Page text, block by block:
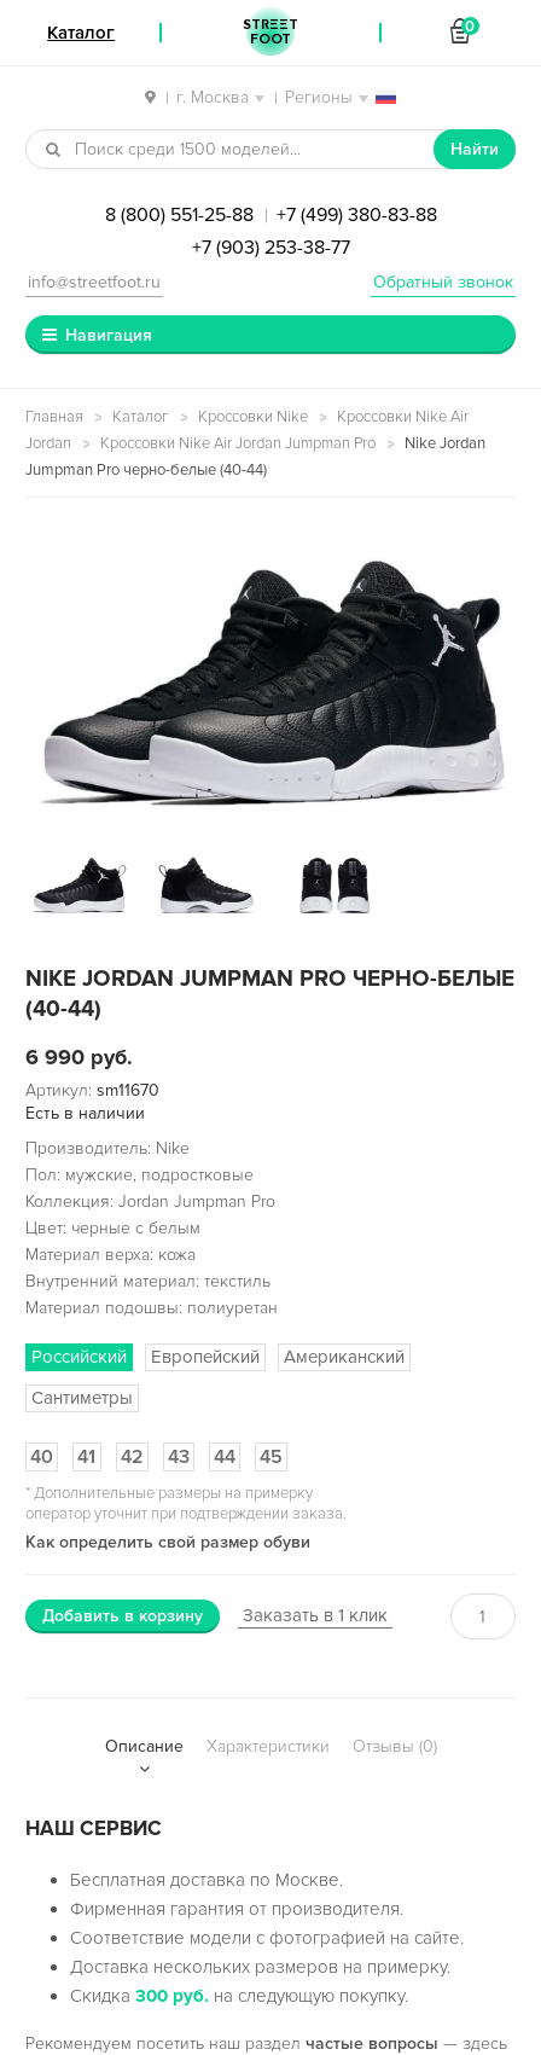
| г. Москва | Регионы
Перейти к навигации
Перейти к содержимому
Найти
8 (800) 551-25-88 | +7 (499) 380-83-88
+7 (903) 253-38-77
Обратный звонок
info@streetfoot.ru
Навигация
Главная Каталог Кроссовки Nike
Кроссовки Nike Air
Jordan
Кроссовки Nike Air Jordan Jumpman Pro
Nike Jordan
Jumpman Pro черно-белые (40-44)
NIKE JORDAN JUMPMAN PRO ЧЕРНО-БЕЛЫЕ
(40-44)
6 990 руб.
Артикул: sm11670
Есть в наличии
Производитель: Nike
Пол: мужские, подростковые
Коллекция: Jordan Jumpman Pro
Цвет: черные с белым
Материал верха: кожа
Внутренний материал: текстиль
Материал подошвы: полиуретан
Российский Европейский
Американский
Сантиметры
40 41 42 43 44 45
*Дополнительные размеры на примерку
оператор уточнит при подтверждении заказа.
Как определить свой размер обуви
Добавить в корзину Заказать в 1 клик
Описание Характеристики Отзывы (0)
НАШ СЕРВИС
Бесплатная доставка по Москве.
Фирменная гарантия от производителя.
Соответствие модели с фотографией на сайте.
Доставка нескольких размеров на примерку.
Скидка300 руб. на следующую покупку.
Рекомендуем посетить наш раздел частые вопросы — здесь
Каталог STREET
FOOT
0